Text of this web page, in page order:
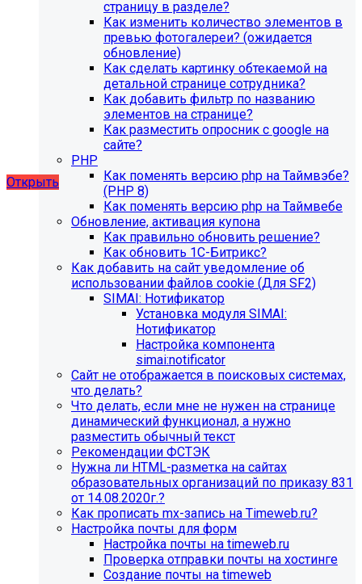
SIMAI: Сайт кандидата в депутаты, SIMAI: Сайт колледжа,
SIMAI: Портал открытых данных, SIMAI: Сайт
благотворительного фонда, SIMAI: Сайт детского сада,
SIMAI: Сайт компании, SIMAI: Сайт конференции, SIMAI:
Сайт медицинской организации, SIMAI: Сайт
музыкальной школы, SIMAI: Сайт РЖД медицина, SIMAI:
Сайт санатория, SIMAI: Сайт сельского поселения, SIMAI:
Сайт совета муниципальных образований, SIMAI: Сайт
спортивной школы, SIMAI: Сайт управления делами,
SIMAI: Сайт учебного центра, SIMAI: Сайт
художественной школы, SIMAI: Сайт школы
Открыть
страницу в разделе?
Как изменить количество элементов в
превью фотогалереи? (ожидается
обновление)
Как сделать картинку обтекаемой на
детальной странице сотрудника?
Как добавить фильтр по названию
элементов на странице?
Как разместить опросник с google на
сайте?
PHP
Как поменять версию php на Таймвэбе?
(PHP 8)
Как поменять версию php на Таймвебе
Обновление, активация купона
Как правильно обновить решение?
Как обновить 1С-Битрикс?
Как добавить на сайт уведомление об
использовании файлов cookie (Для SF2)
SIMAI: Нотификатор
Установка модуля SIMAI:
Нотификатор
Настройка компонента
simai:notificator
Сайт не отображается в поисковых системах,
что делать?
Что делать, если мне не нужен на странице
динамический функционал, а нужно
разместить обычный текст
Рекомендации ФСТЭК
Нужна ли HTML-разметка на сайтах
образовательных организаций по приказу 831
от 14.08.2020г.?
Как прописать mx-запись на Timeweb.ru?
Настройка почты для форм
Настройка почты на timeweb.ru
Проверка отправки почты на хостинге
Создание почты на timeweb